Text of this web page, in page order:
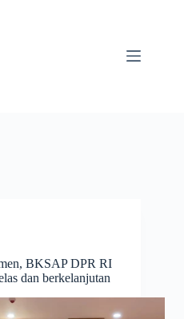
BKSAP DPR RI
dan berkelanjutan